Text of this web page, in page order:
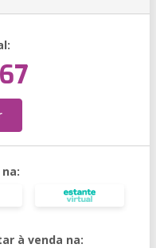
à venda na: